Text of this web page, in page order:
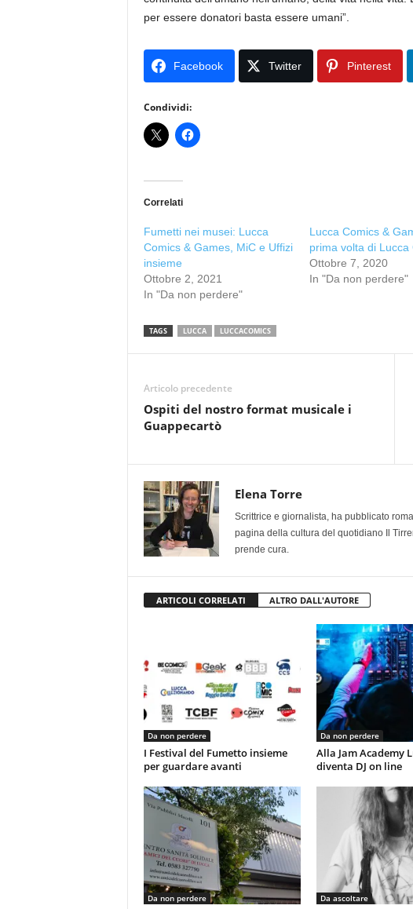
per essere donatori basta essere umani”.
Facebook Twitter Pinterest
Condividi:
Correlati
Fumetti nei musei: Lucca
Comics & Games, MiC e Uffizi
insieme
Ottobre 2, 2021
In "Da non perdere"
Lucca Comics &
prima volta di Lucca
Ottobre 7, 2020
In "Da non perdere"
TAGS LUCCA LUCCACOMICS
Articolo precedente
Ospiti del nostro format musicale i
Guappecartò
Elena Torre
Scrittrice e giornalista, ha pubblicato
pagina della cultura del quotidiano Il
prende cura.
ARTICOLI CORRELATI ALTRO DALL'AUTORE
Da non perdere
I Festival del Fumetto insieme
per guardare avanti
Da non perdere
Alla Jam Academy
diventa DJ on line
Da non perdere Da ascoltare